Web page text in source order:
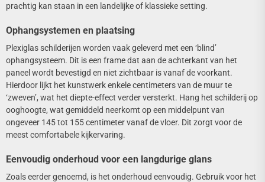
prachtig kan staan in een landelijke of klassieke setting.
Ophangsystemen en plaatsing
Plexiglas schilderijen worden vaak geleverd met een ‘blind’
ophangsysteem. Dit is een frame dat aan de achterkant van het
paneel wordt bevestigd en niet zichtbaar is vanaf de voorkant.
Hierdoor lijkt het kunstwerk enkele centimeters van de muur te
‘zweven’, wat het diepte-effect verder versterkt. Hang het schilderij op
ooghoogte, wat gemiddeld neerkomt op een middelpunt van
ongeveer 145 tot 155 centimeter vanaf de vloer. Dit zorgt voor de
meest comfortabele kijkervaring.
Eenvoudig onderhoud voor een langdurige glans
Zoals eerder genoemd, is het onderhoud eenvoudig. Gebruik voor het